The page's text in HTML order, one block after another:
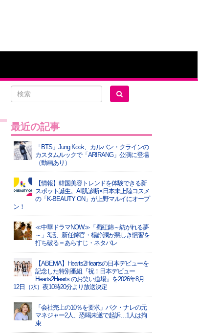
最近の記事
「BTS」Jung Kook、カルバン・クラインの
カスタムルックで「ARIRANG」公演に登場
（動画あり）
【情報】韓国美容トレンドを体験できる新
スポット誕生。AI肌診断×日本未上陸コスメ
の「K-BEAUTY ON」が上野マルイにオープ
ン！
≪中華ドラマNOW≫「蜀紅錦～紡がれる夢
～」3話、新任錦官・楊静瀾が悪しき慣習を
打ち破る＝あらすじ・ネタバレ
【ABEMA】Hearts2Heartsの日本デビューを
記念した特別番組『祝！日本デビュー
Hearts2Hearts のお笑い道場』を2026年8月
12日（水）夜10時20分より放送決定
「会社売上の10％を要求」パク・ナレの元
マネジャー2人、恐喝未遂で起訴…1人は拘
束